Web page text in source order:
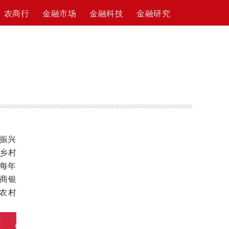
农商行 金融市场 金融科技 金融研究
兴
村
年
银
村